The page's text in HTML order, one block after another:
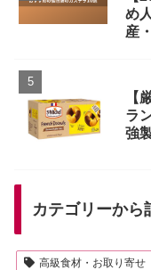
め
産
【
ラ
強
カテゴリーから
高級食材・お取り寄せ